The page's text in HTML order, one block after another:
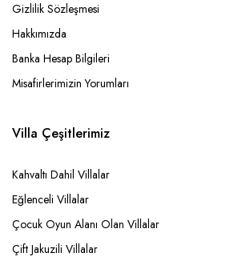
Gizlilik Sözleşmesi
Hakkımızda
Banka Hesap Bilgileri
Misafirlerimizin Yorumları
Villa Çeşitlerimiz
Kahvaltı Dahil Villalar
Eğlenceli Villalar
Çocuk Oyun Alanı Olan Villalar
Çift Jakuzili Villalar